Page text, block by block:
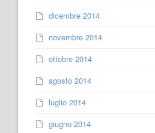
dicembre 2014
novembre 2014
ottobre 2014
agosto 2014
luglio 2014
giugno 2014